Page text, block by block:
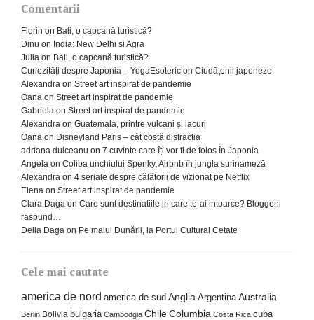
Comentarii
Florin on Bali, o capcană turistică?
Dinu on India: New Delhi si Agra
Julia on Bali, o capcană turistică?
Curiozități despre Japonia – YogaEsoteric on Ciudățenii japoneze
Alexandra on Street art inspirat de pandemie
Oana on Street art inspirat de pandemie
Gabriela on Street art inspirat de pandemie
Alexandra on Guatemala, printre vulcani și lacuri
Oana on Disneyland Paris – cât costă distracția
adriana.dulceanu on 7 cuvinte care îți vor fi de folos în Japonia
Angela on Coliba unchiului Spenky. Airbnb în jungla surinameză
Alexandra on 4 seriale despre călătorii de vizionat pe Netflix
Elena on Street art inspirat de pandemie
Clara Daga on Care sunt destinatiile in care te-ai intoarce? Bloggerii
raspund…
Delia Daga on Pe malul Dunării, la Portul Cultural Cetate
Cele mai cautate
america de nord america de sud Anglia Argentina Australia
Berlin Bolivia bulgaria Cambodgia Chile Columbia Costa Rica cuba